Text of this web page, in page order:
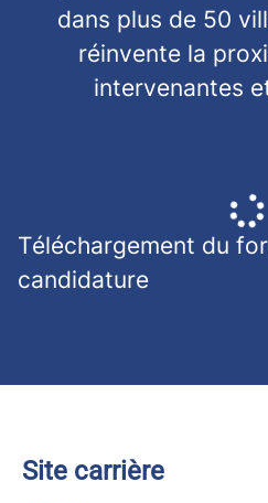
dans plus de 50
réinvente la
intervenantes
Téléchargement du
candidature
Site carrière